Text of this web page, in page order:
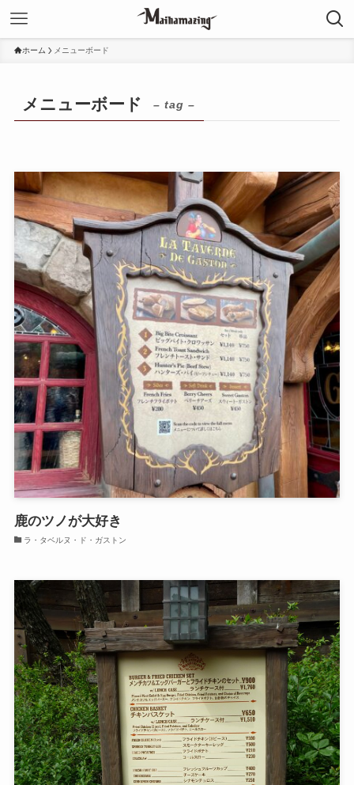
ホーム メニューボード
メニューボード – tag –
鹿のツノが大好き
ラ・タベルヌ・ド・ガストン